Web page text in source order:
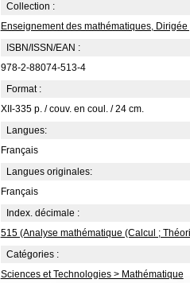
Collection :
Enseignement des mathématiques,
ISBN/ISSN/EAN :
978-2-88074-513-4
Format :
XII-335 p. / couv. en coul. / 24 cm.
Langues:
Français
Langues originales:
Français
Index. décimale :
515 (Analyse mathématique (Calcul ;
Catégories :
Sciences et Technologies > Mathématique